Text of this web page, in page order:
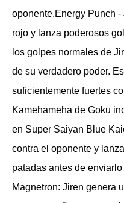
oponente.Energy Punch
rojo y lanza poderosos
los golpes normales de
de su verdadero poder.
suficientemente fuertes
Kamehameha de Goku
en Super Saiyan Blue
contra el oponente y
patadas antes de
Magnetron: Jiren genera